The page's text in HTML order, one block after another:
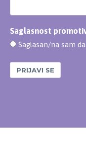
Saglasnost
Saglasan/na sam
PRIJAVI SE